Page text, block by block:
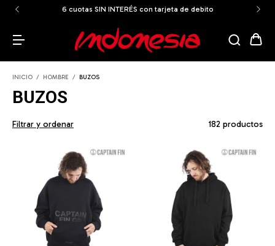
ENVÍOS GRATIS A TODO EL PAÍS a partir de los $159.999
INICIO / HOMBRE / BUZOS
BUZOS
Filtrar y ordenar 182 productos